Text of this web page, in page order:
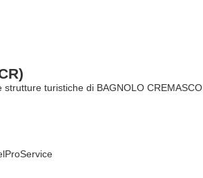
turistiche di BAGNOLO CREMASCO